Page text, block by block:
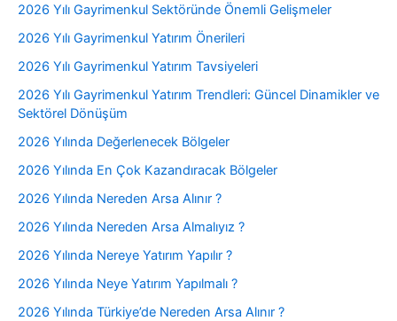
2026 Yılı Gayrimenkul Sektöründe Önemli Gelişmeler
2026 Yılı Gayrimenkul Yatırım Önerileri
2026 Yılı Gayrimenkul Yatırım Tavsiyeleri
2026 Yılı Gayrimenkul Yatırım Trendleri: Güncel Dinamikler ve
Sektörel Dönüşüm
2026 Yılında Değerlenecek Bölgeler
2026 Yılında En Çok Kazandıracak Bölgeler
2026 Yılında Nereden Arsa Alınır ?
2026 Yılında Nereden Arsa Almalıyız ?
2026 Yılında Nereye Yatırım Yapılır ?
2026 Yılında Neye Yatırım Yapılmalı ?
2026 Yılında Türkiye’de Nereden Arsa Alınır ?